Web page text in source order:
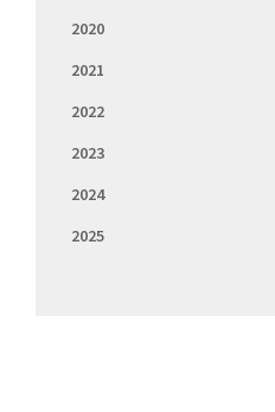
2020
2021
2022
2023
2024
2025